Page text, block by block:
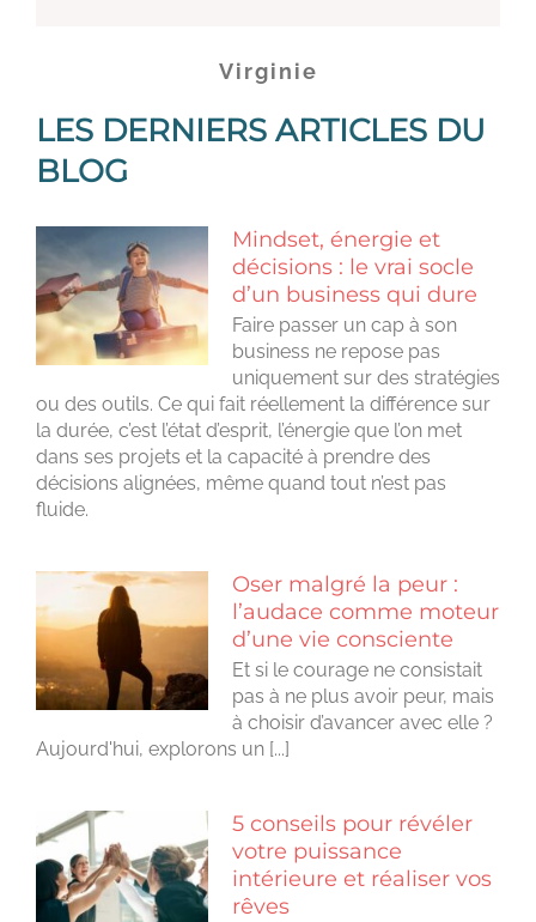
Virginie
LES DERNIERS ARTICLES DU
BLOG
Mindset, énergie et
décisions : le vrai socle
d’un business qui dure
Faire passer un cap à son
business ne repose pas
uniquement sur des stratégies
ou des outils. Ce qui fait réellement la différence sur
la durée, c’est l’état d’esprit, l’énergie que l’on met
dans ses projets et la capacité à prendre des
décisions alignées, même quand tout n’est pas
fluide.
Oser malgré la peur :
l’audace comme moteur
d’une vie consciente
Et si le courage ne consistait
pas à ne plus avoir peur, mais
à choisir d’avancer avec elle ?
Aujourd'hui, explorons un [...]
5 conseils pour révéler
votre puissance
intérieure et réaliser vos
rêves